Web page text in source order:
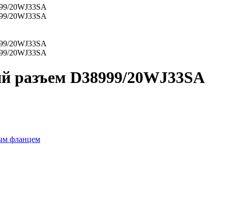
разъем D38999/20WJ33SA
фланцем